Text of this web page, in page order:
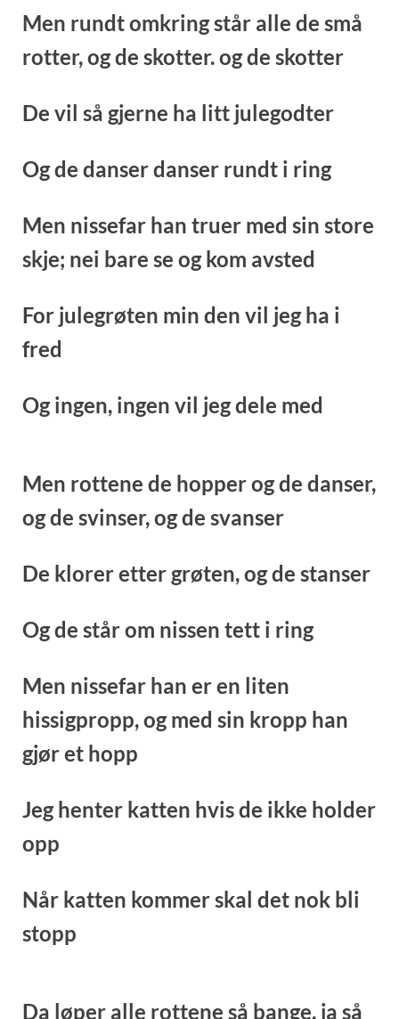
Men rundt omkring står alle de små
rotter, og de skotter. og de skotter
De vil så gjerne ha litt julegodter
Og de danser danser rundt i ring
Men nissefar han truer med sin store
skje; nei bare se og kom avsted
For julegrøten min den vil jeg ha i
fred
Og ingen, ingen vil jeg dele med
Men rottene de hopper og de danser,
og de svinser, og de svanser
De klorer etter grøten, og de stanser
Og de står om nissen tett i ring
Men nissefar han er en liten
hissigpropp, og med sin kropp han
gjør et hopp
Jeg henter katten hvis de ikke holder
opp
Når katten kommer skal det nok bli
stopp
Da løper alle rottene så bange, ja så